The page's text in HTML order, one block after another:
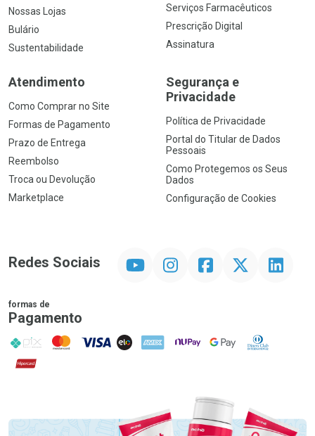
Nossas Lojas
Bulário
Sustentabilidade
Serviços Farmacêuticos
Prescrição Digital
Assinatura
Atendimento
Como Comprar no Site
Formas de Pagamento
Prazo de Entrega
Reembolso
Troca ou Devolução
Marketplace
Segurança e
Privacidade
Política de Privacidade
Portal do Titular de Dados
Pessoais
Como Protegemos os Seus
Dados
Configuração de Cookies
Redes Sociais InstagramFacebookTwitter Linkedin
formas de
Pagamento
PIX MasterCard
VISA ELO AMEX NuPay Google PayDiners Club
Hipercard
Promoção em Destaque